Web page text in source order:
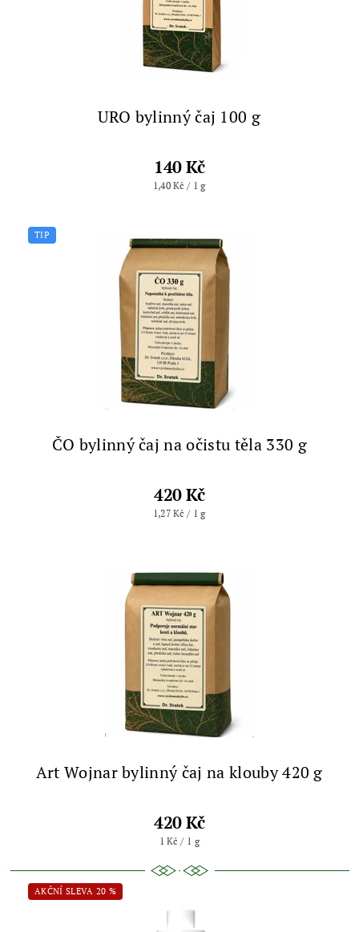
URO bylinný čaj 100 g
140 Kč
1,40 Kč / 1 g
TIP
ČO bylinný čaj na očistu těla 330 g
420 Kč
1,27 Kč / 1 g
Art Wojnar bylinný čaj na klouby 420 g
420 Kč
1 Kč / 1 g
AKČNÍ SLEVA 20 %